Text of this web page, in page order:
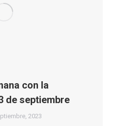
con la
de septiembre
2023